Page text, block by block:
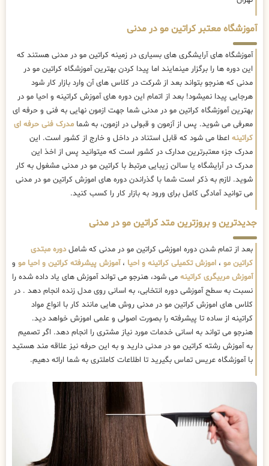
آموزشگاه معتبر کراتین مو در مدنی
آموزشگاه های آرایشگری های بسیاری در زمینه کراتین مو در مدنی هستند که
این دوره ها را برگزار مینمایند اما پیدا کردن بهترین آموزشگاه کراتین مو در
مدنی که هنرجو بتواند بعد از شرکت در کلاس های آن وارد بازار کار شود
هرجایی پیدا نمیشود! بعد از اتمام این دوره های آموزش کراتینه و احیا مو در
بهترین آموزشگاه کراتین مو در مدنی شما جهت ازمون نهایی به فنی و حرفه ای
معرفی می شوید. پس از آزمون و قبولی در ازمون، به شما مدرک فنی حرفه ای
کراتینه اعطا می شود که قابل استناد در داخل و خارج از کشور است. این
مدرک جزء معتبرترین مدارک در کشور است که میتوانید پس از اخذ این
مدرک در آرایشگاه یا سالن زیبایی مرتبط با کراتین مو در مدنی مشغول به کار
شوید. لازم به ذکر است شما با گذراندن دوره های اموزش کراتین مو در مدنی
می توانید آمادگی کامل برای ورود به بازار کار را کسب کنید.
جدیدترین و بروزترین متد کراتین مو در مدنی
بعد از تمام شدن دوره اموزشی کراتین مو در مدنی که شاملدوره مبتدی
کراتین مو ، اموزش تکمیلی کراتینه و احیا ،آموزش پیشرفته کراتین و احیا مو و
آموزش مربیگری کراتینه می شود، هنرجو می تواند آموزش های یاد داده شده را
نسبت به سطح آموزشی دوره انتخابی، به اسانی روی مدل زنده انجام دهد . در
کلاس های اموزش کراتین مو در مدنی روش هایی مانند کار با انواع مواد
کراتینه از ساده تا پیشرفته را بصورت اصولی و علمی اموزش خواهد دید.
هنرجو می تواند به اسانی خدمات مورد نیاز مشتری را انجام دهد. اگر تصمیم
به آموزش رشته کراتین مو در مدنی دارید و به این حرفه نیز علاقه مند هستید
با آموزشگاه عریس تماس بگیرید تا اطلاعات کاملتری به شما ارائه دهیم.